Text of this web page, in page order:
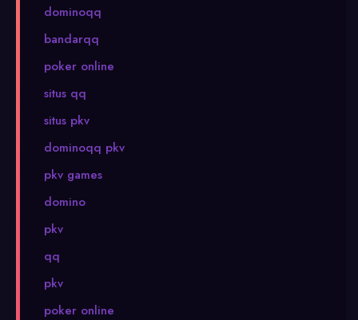
dominoqq
bandarqq
poker online
situs qq
situs pkv
dominoqq pkv
pkv games
domino
pkv
qq
pkv
poker online